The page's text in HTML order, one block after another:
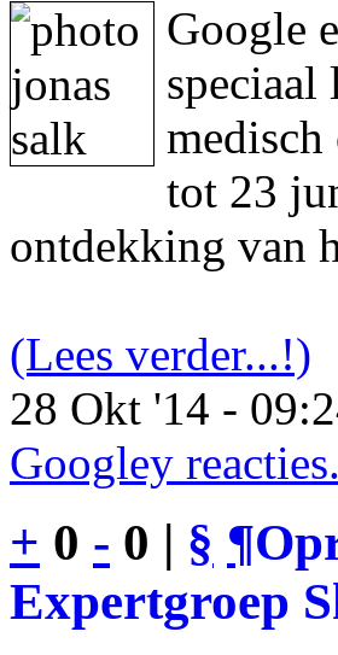
Google
speciaal
tot 23
ontdekking van
(Lees verder...!)
28 Okt '14 -
Googley
+ 0 - 0 | § ¶
Expertgroep